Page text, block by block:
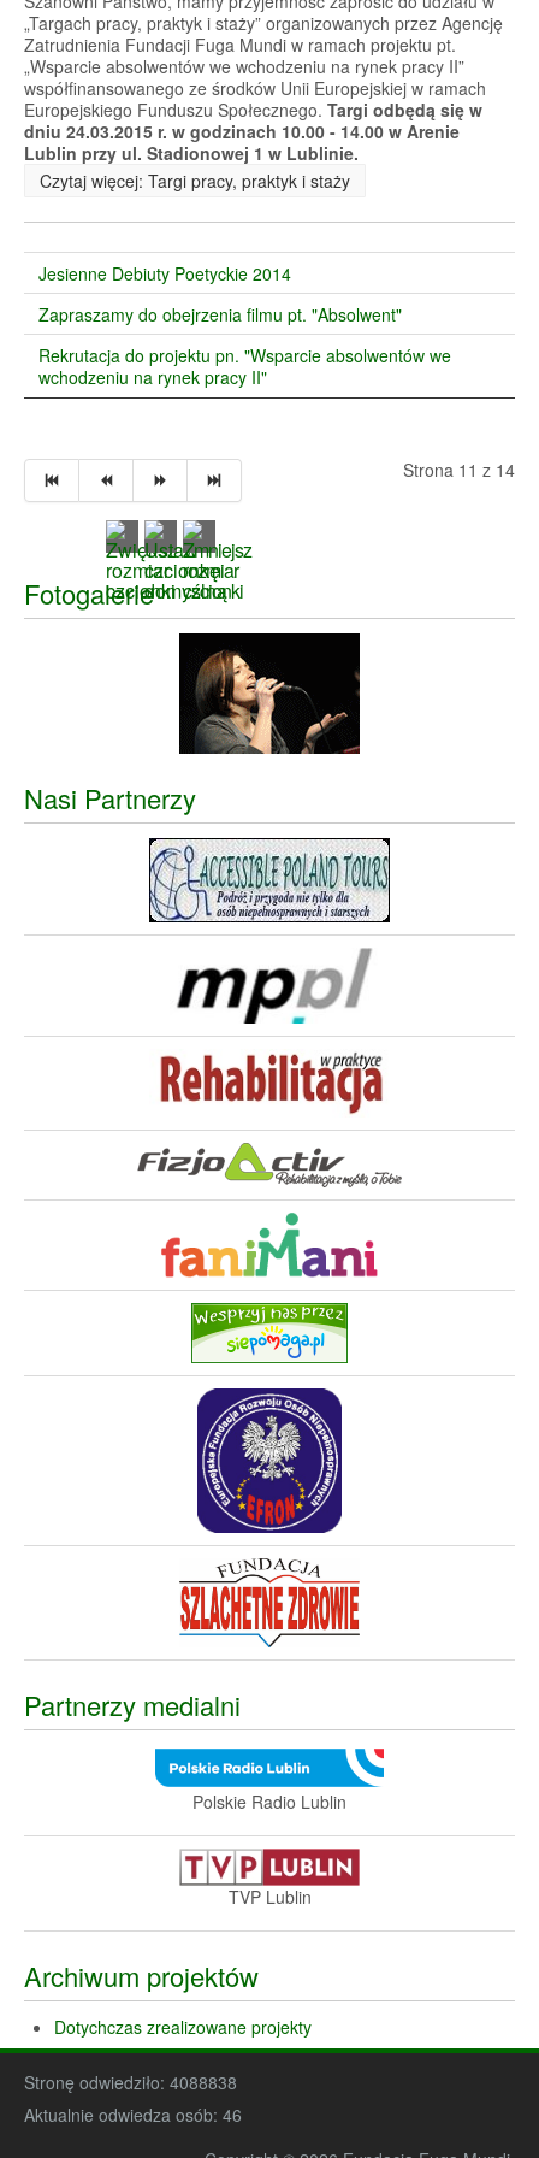
„Targach pracy, praktyk i staży” organizowanych przez Agencję
Zatrudnienia Fundacji Fuga Mundi w ramach projektu pt.
„Wsparcie absolwentów we wchodzeniu na rynek pracy II”
współfinansowanego ze środków Unii Europejskiej w ramach
Europejskiego Funduszu Społecznego. Targi odbędą się w
dniu 24.03.2015 r. w godzinach 10.00 - 14.00 w Arenie
Lublin przy ul. Stadionowej 1 w Lublinie.
Czytaj więcej: Targi pracy, praktyk i staży
Jesienne Debiuty Poetyckie 2014
Zapraszamy do obejrzenia filmu pt. "Absolwent"
Rekrutacja do projektu pn. "Wsparcie absolwentów we
wchodzeniu na rynek pracy II"
Strona 11 z 14
Fotogalerie
Nasi Partnerzy
Partnerzy medialni
Polskie Radio Lublin
TVP Lublin
Archiwum projektów
Dotychczas zrealizowane projekty
Stronę odwiedziło: 4088838
Aktualnie odwiedza osób: 46